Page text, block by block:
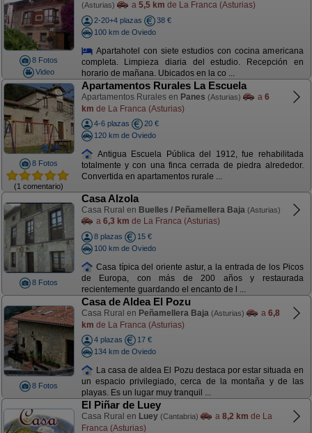
8 Fotos
Video
(Asturias) a 5,5 km de La Franca (Asturias)
2-20+4 plazas
38 €
100 km de Oviedo
Apartahotel con siete estudios con cocina americana
completa. Limpieza diaria del estudio. Recepción en
horario de mañana. Ubicados en la co ...
8 Fotos
(1 comentario)
Apartamentos Rurales La Escuela
Apartamentos Rurales en Panes (Asturias) a 6
km de La Franca (Asturias)
4-6 plazas
20 €
120 km de Oviedo
Antigua Escuela Pública del 1912, fue rehabilitada
totalmente y con una finca cerrada de piedra alrededor.
Convertida en apartamentos rurale ...
8 Fotos
Casa Alzola
Casa Rural en Buelles / Peñamellera Baja (Asturias)
a 6,3 km de La Franca (Asturias)
8 plazas
15 €
100 km de Oviedo
Casa típica del oriente astur, a la entrada de los Picos
de Europa, con más de 200 años y restaurada
recientemente guardando el encanto de l ...
8 Fotos
Casa de Aldea El Pozu
Casa Rural en Peñamellera Baja (Asturias) a 6,8
km de La Franca (Asturias)
4 plazas
17 €
134 km de Oviedo
La casa de aldea El Pozu destaca por estar situada en
un espacio privilegiado, cerca de la montaña y de las
playas. Es un lugar muy tranquil ...
El Piñar de Luey
Casa Rural en Luey (Cantabria) a 8,2 km de La
Franca (Asturias)